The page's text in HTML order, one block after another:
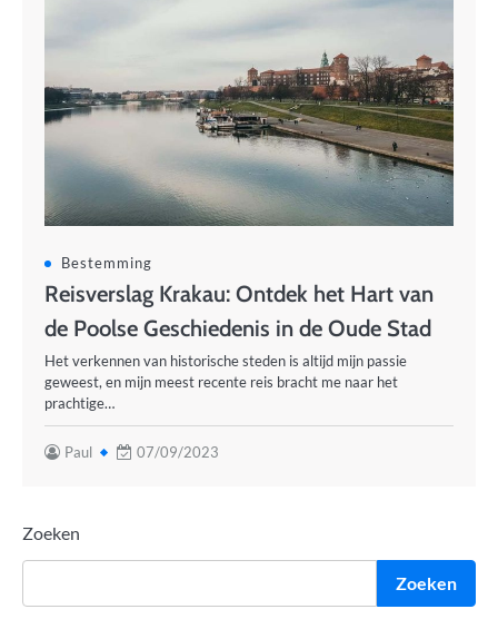
Bestemming
Reisverslag Krakau: Ontdek het Hart van
de Poolse Geschiedenis in de Oude Stad
Het verkennen van historische steden is altijd mijn passie
geweest, en mijn meest recente reis bracht me naar het
prachtige…
Paul 07/09/2023
Zoeken
Zoeken